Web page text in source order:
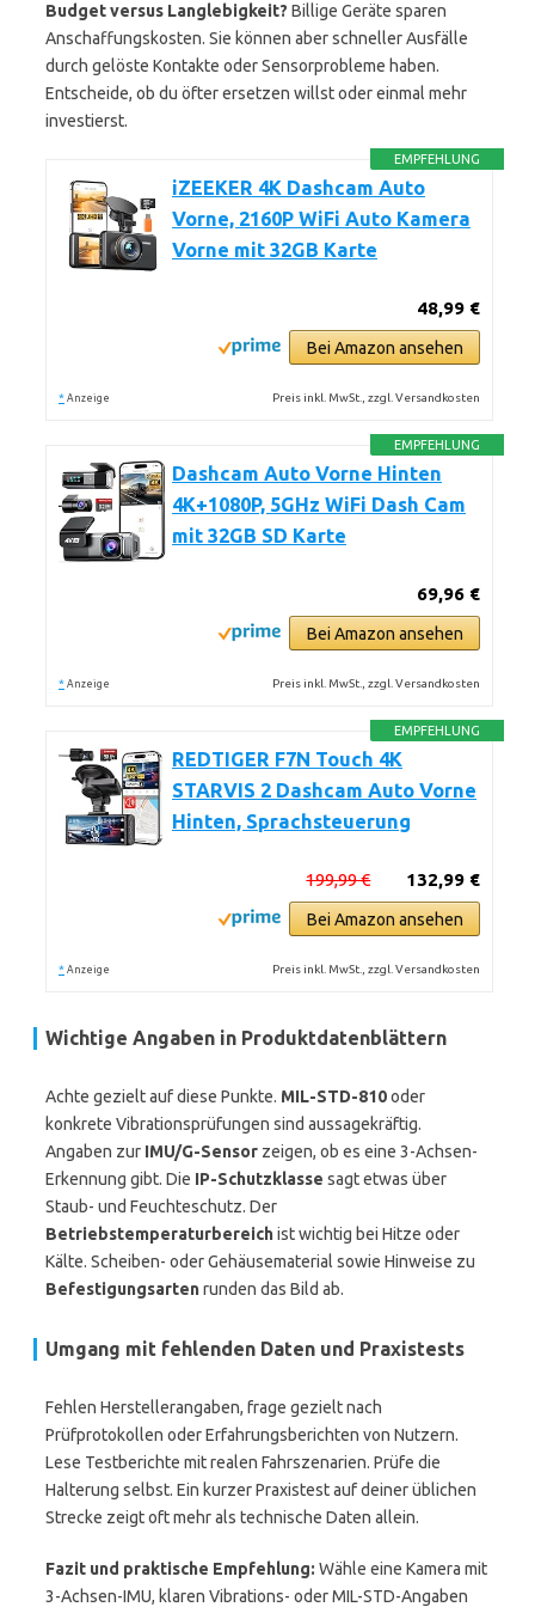
Budget versus Langlebigkeit? Billige Geräte sparen
Anschaffungskosten. Sie können aber schneller Ausfälle
durch gelöste Kontakte oder Sensorprobleme haben.
Entscheide, ob du öfter ersetzen willst oder einmal mehr
investierst.
EMPFEHLUNG
iZEEKER 4K Dashcam Auto
Vorne, 2160P WiFi Auto Kamera
Vorne mit 32GB Karte
48,99 €
Bei Amazon ansehen
* Anzeige Preis inkl. MwSt., zzgl. Versandkosten
EMPFEHLUNG
Dashcam Auto Vorne Hinten
4K+1080P, 5GHz WiFi Dash Cam
mit 32GB SD Karte
69,96 €
Bei Amazon ansehen
* Anzeige Preis inkl. MwSt., zzgl. Versandkosten
EMPFEHLUNG
REDTIGER F7N Touch 4K
STARVIS 2 Dashcam Auto Vorne
Hinten, Sprachsteuerung
132,99 €
199,99 €
Bei Amazon ansehen
* Anzeige Preis inkl. MwSt., zzgl. Versandkosten
Wichtige Angaben in Produktdatenblättern
Achte gezielt auf diese Punkte. MIL-STD-810oder
konkrete Vibrationsprüfungen sind aussagekräftig.
Angaben zur IMU/G-Sensor zeigen, ob es eine 3-Achsen-
Erkennung gibt. Die IP-Schutzklasse sagt etwas über
Staub- und Feuchteschutz. Der
Betriebstemperaturbereichist wichtig bei Hitze oder
Kälte. Scheiben- oder Gehäusematerial sowie Hinweise zu
Befestigungsartenrunden das Bild ab.
Umgang mit fehlenden Daten und Praxistests
Fehlen Herstellerangaben, frage gezielt nach
Prüfprotokollen oder Erfahrungsberichten von Nutzern.
Lese Testberichte mit realen Fahrszenarien. Prüfe die
Halterung selbst. Ein kurzer Praxistest auf deiner üblichen
Strecke zeigt oft mehr als technische Daten allein.
Fazit und praktische Empfehlung: Wähle eine Kamera mit
3-Achsen-IMU, klaren Vibrations- oder MIL-STD-Angaben